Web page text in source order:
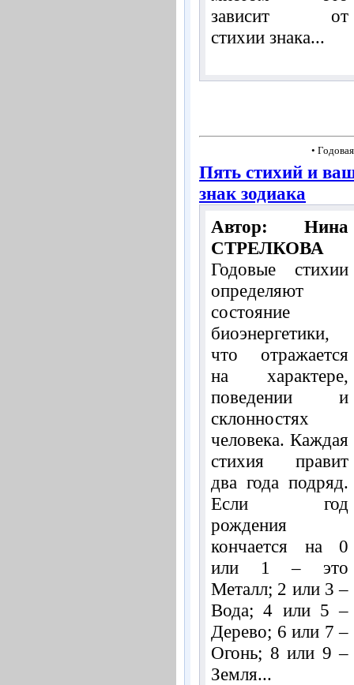
зависит от
стихии знака...
•
Пять стихий и
знак зодиака
Автор: Нина
СТРЕЛКОВА
Годовые стихии
определяют
состояние
биоэнергетики,
что отражается
на характере,
поведении и
склонностях
человека. Каждая
стихия правит
два года подряд.
Если год
рождения
кончается на 0
или 1 – это
Металл; 2 или 3 –
Вода; 4 или 5 –
Дерево; 6 или 7 –
Огонь; 8 или 9 –
Земля...